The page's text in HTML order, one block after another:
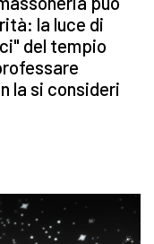
la luce di
del tempio
la si consideri